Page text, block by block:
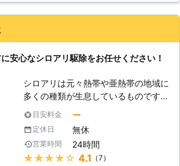
れています。施工前の片付けの手間も
いただいております。 【丁寧な施工
が自慢です】 お客様のお話を聞く、
というのは当たり前で非常に一番大切
なことです。どこからシロアリが発生
しているのか、どのような被害がある
のか把握し、丁寧に施工し、万一の際
機でした。対応も丁寧で説明も分かりや
とうございました。
2016年11月30日
安心なシロアリ駆除をお任せください！
シロアリは元々熱帯や亜熱帯の地域に
多くの種類が生息しているものです。
ですから、日本国内で害虫として知ら
れているシロアリも、暖かく湿度の多
い地域に生息が集中していると見られ
ていましたが、最近は温暖化の影響で
各地の気温が高くなっているためか、
目安料金 ー
定休日 無休
営業時間 24時間
★★★★★ 4.1 （7）